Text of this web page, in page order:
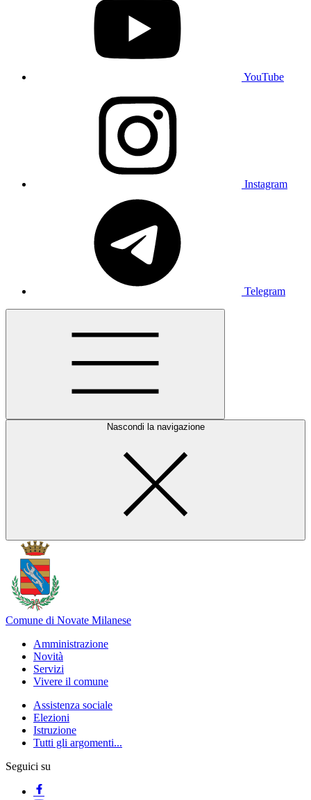
YouTube
Instagram
Telegram
Nascondi la navigazione
Comune di Novate Milanese
Amministrazione
Novità
Servizi
Vivere il comune
Assistenza sociale
Elezioni
Istruzione
Tutti gli argomenti...
Seguici su